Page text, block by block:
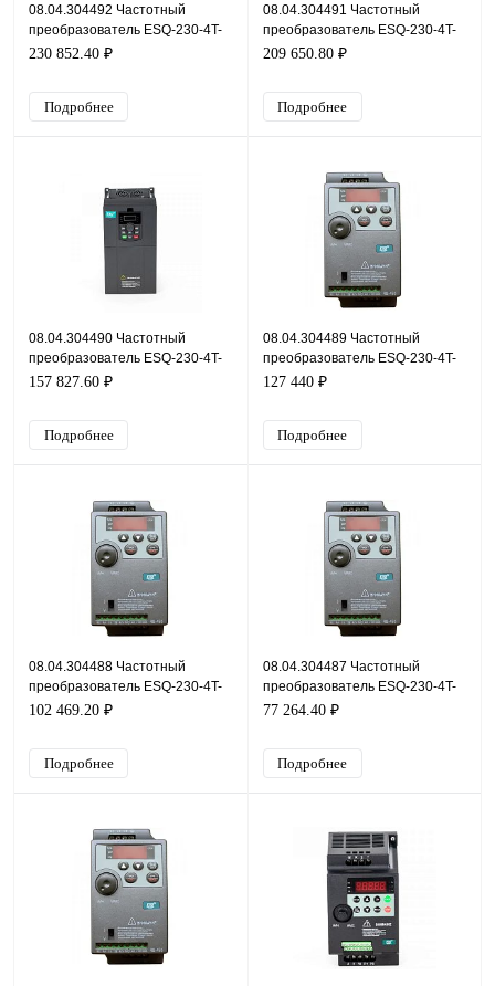
08.04.304492 Частотный
преобразователь ESQ-230-4T-
110K, 380В, 110кВт, 215А
230 852.40 ₽
Подробнее
08.04.304491 Частотный
преобразователь ESQ-230-4T-
90K, 380В, 90кВт, 180А
209 650.80 ₽
Подробнее
08.04.304490 Частотный
преобразователь ESQ-230-4T-
75K, 380В, 75кВт, 157А
157 827.60 ₽
Подробнее
08.04.304489 Частотный
преобразователь ESQ-230-4T-
55K, 380В, 55кВт, 118А
127 440 ₽
Подробнее
08.04.304488 Частотный
преобразователь ESQ-230-4T-
45K, 380В, 45кВт, 95А
102 469.20 ₽
Подробнее
08.04.304487 Частотный
преобразователь ESQ-230-4T-
37K, 380В, 37кВт, 75А
77 264.40 ₽
Подробнее